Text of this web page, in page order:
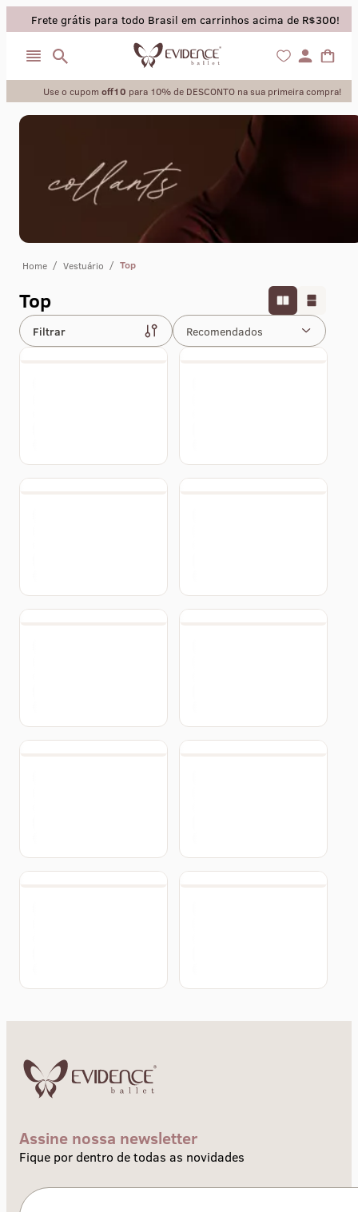
Frete grátis para todo Brasil em carrinhos acima de R$300!
Use o cupom off10 para 10% de DESCONTO na sua primeira compra!
collant
sapatilha
meia calca
Home / Vestuário / Top
Top
Filtrar Recomendados
Assine nossa newsletter
Fique por dentro de todas as novidades